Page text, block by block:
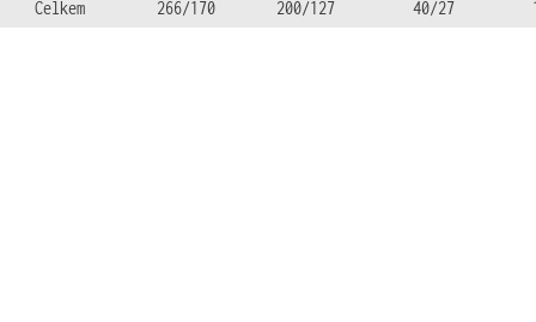
Celkem
266/170 200/127 40/27